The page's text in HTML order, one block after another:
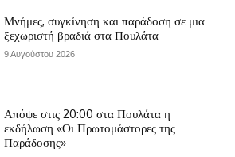
Μνήμες, συγκίνηση και παράδοση σε μια
ξεχωριστή βραδιά στα Πουλάτα
9 Αυγούστου 2026
Απόψε στις 20:00 στα Πουλάτα η
εκδήλωση «Οι Πρωτομάστορες της
Παράδοσης»